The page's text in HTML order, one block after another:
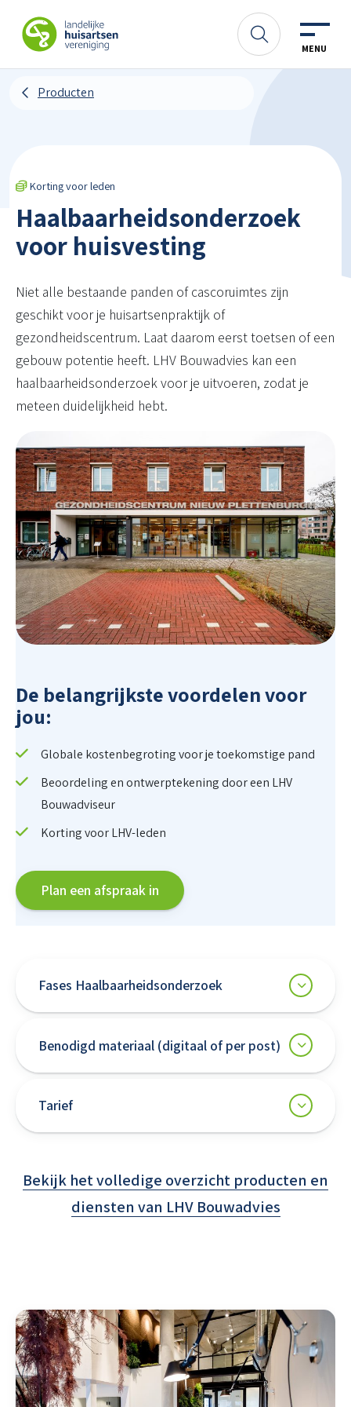
LHV
MENU
Zoeken
Producten
Korting voor leden
Haalbaarheidsonderzoek
voor huisvesting
Niet alle bestaande panden of cascoruimtes zijn
geschikt voor je huisartsenpraktijk of
gezondheidscentrum. Laat daarom eerst toetsen of een
gebouw potentie heeft. LHV Bouwadvies kan een
haalbaarheidsonderzoek voor je uitvoeren, zodat je
meteen duidelijkheid hebt.
De belangrijkste voordelen voor
jou:
Globale kostenbegroting voor je toekomstige pand
Beoordeling en ontwerptekening door een LHV
Bouwadviseur
Korting voor LHV-leden
Plan een afspraak in
Fases Haalbaarheidsonderzoek
Benodigd materiaal (digitaal of per post)
Tarief
Bekijk het volledige overzicht producten en
diensten van LHV Bouwadvies